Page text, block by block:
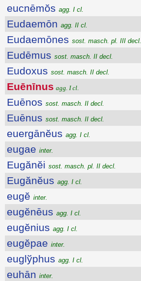
eucnēmŏs agg. I cl.
Eudaemōn agg. II cl.
Eudaemōnes sost. masch. pl. III decl.
Eudēmus sost. masch. II decl.
Eudoxus sost. masch. II decl.
Euēnīnus agg. I cl.
Euēnos sost. masch. II decl.
Euēnus sost. masch. II decl.
euergānĕus agg. I cl.
eugae inter.
Eugănĕi sost. masch. pl. II decl.
Eugănĕus agg. I cl.
eugĕ inter.
eugĕnēus agg. I cl.
eugĕnius agg. I cl.
eugĕpae inter.
euglўphus agg. I cl.
euhān inter.